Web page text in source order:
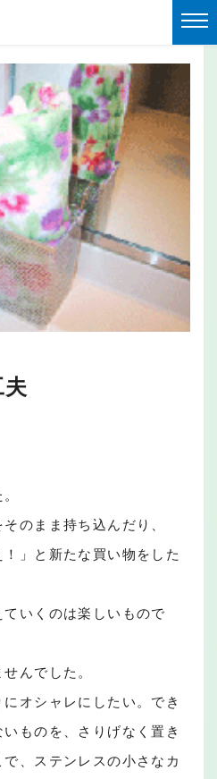
のまま持ち込んだり、
！」と新たな買い物をした
いくのは楽しいもので
んでした。
オシャレにしたい。でき
ものを、さりげなく置き
、ステンレスの小さなカ